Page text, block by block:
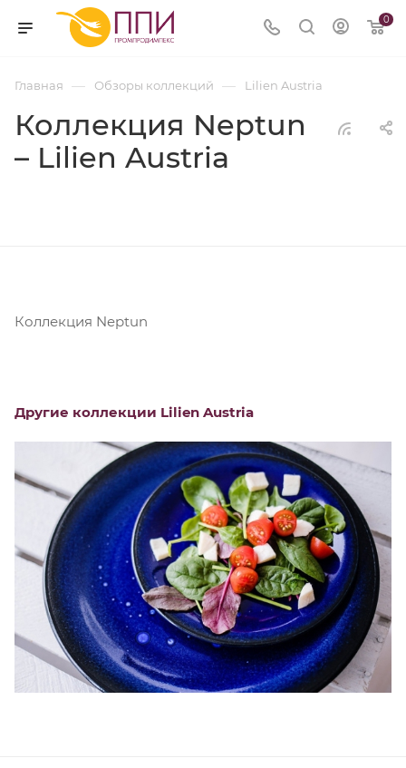
0
Главная — Обзоры коллекций — Lilien Austria
Коллекция Neptun
– Lilien Austria
Коллекция Neptun
Другие коллекции Lilien Austria